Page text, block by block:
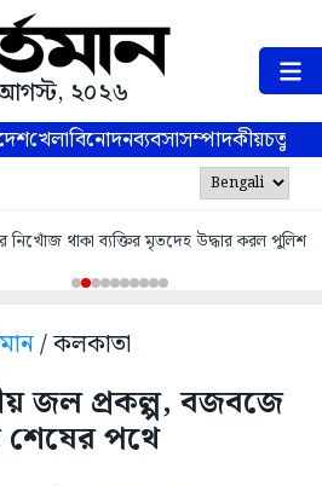
২০২৬
খেলাবিনোদনব্যবসাসম্পাদকীয়
নিখোঁজ থাকা ব্যক্তির মৃতদেহ উদ্ধার করল পুলিশ
/ কলকাতা
জল প্রকল্প, বজবজে
পথে